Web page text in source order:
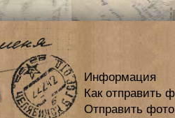
Информация
Как отправить
Отправить